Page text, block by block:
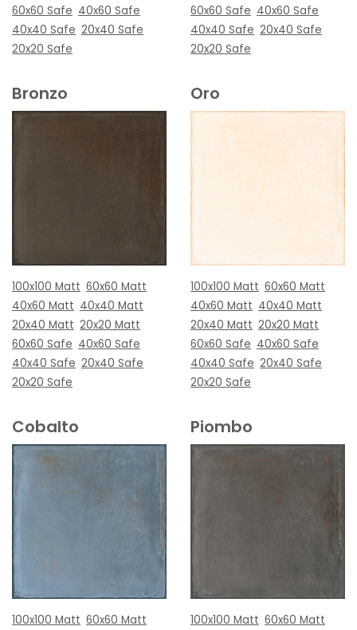
60x60 Safe 40x60 Safe
40x40 Safe 20x40 Safe
20x20 Safe
60x60 Safe 40x60 Safe
40x40 Safe 20x40 Safe
20x20 Safe
Bronzo
100x100 Matt 60x60 Matt
40x60 Matt 40x40 Matt
20x40 Matt 20x20 Matt
60x60 Safe 40x60 Safe
40x40 Safe 20x40 Safe
20x20 Safe
Oro
100x100 Matt 60x60 Matt
40x60 Matt 40x40 Matt
20x40 Matt 20x20 Matt
60x60 Safe 40x60 Safe
40x40 Safe 20x40 Safe
20x20 Safe
Cobalto
100x100 Matt 60x60 Matt
Piombo
100x100 Matt 60x60 Matt